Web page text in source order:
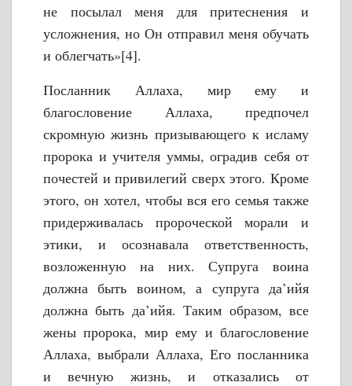
не посылал меня для притеснения и
усложнения, но Он отправил меня обучать
и облегчать»[4].
Посланник Аллаха, мир ему и
благословение Аллаха, предпочел
скромную жизнь призывающего к исламу
пророка и учителя уммы, оградив себя от
почестей и привилегий сверх этого. Кроме
этого, он хотел, чтобы вся его семья также
придерживалась пророческой морали и
этики, и осознавала ответственность,
возложенную на них. Супруга воина
должна быть воином, а супруга да’ийя
должна быть да’ийя.Таким образом, все
жены пророка, мир ему и благословение
Аллаха, выбрали Аллаха, Его посланника
и вечную жизнь, и отказались от